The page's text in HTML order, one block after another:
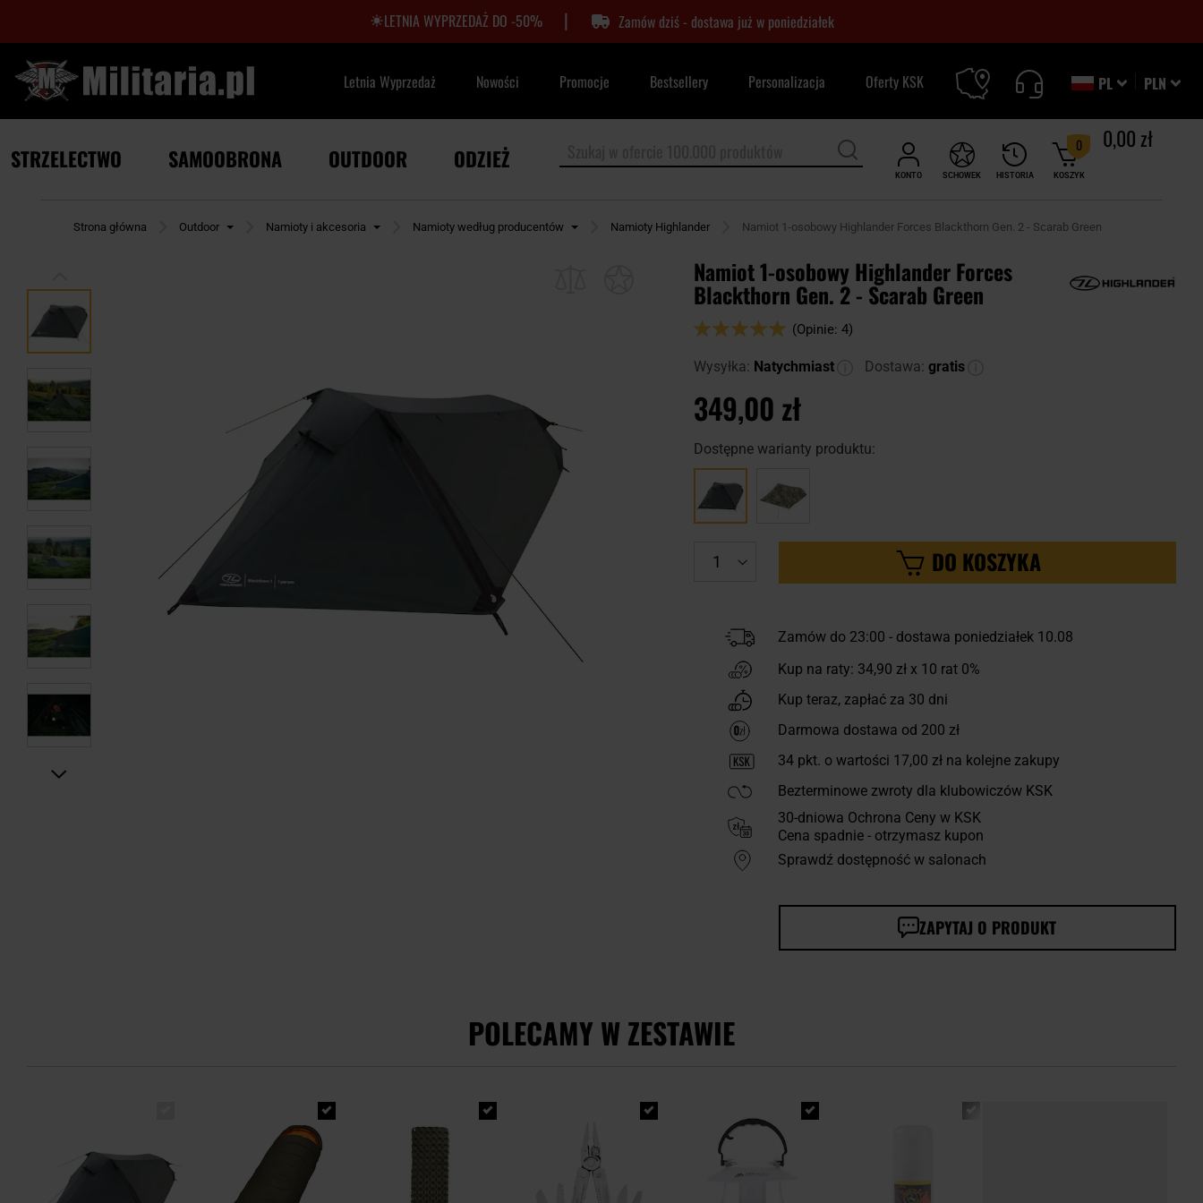
LETNIA WYPRZEDAŻ DO -50% | Zamów dziś - dostawa już w poniedziałek
PLN
PL
Letnia Wyprzedaż Nowości Promocje Bestsellery Personalizacja Oferty KSK
KONTO HISTORIA
SCHOWEK KOSZYK
0 0,00 zł
STRZELECTWO SAMOOBRONA OUTDOOR ODZIEŻ
Strona główna Outdoor Namioty i akcesoria Namioty według producentów Namioty Highlander Namiot 1-osobowy Highlander Forces Blackthorn Gen. 2 - Scarab Green
Namiot 1-osobowy Highlander Forces
Blackthorn Gen. 2 - Scarab Green
Ocena:
(Opinie: 4)
Wysyłka: Natychmiast Dostawa: gratis
349,00 zł
Dostępne warianty produktu:
DO KOSZYKA
Zamów do 23:00 - dostawa poniedziałek 10.08
Kup na raty: 34,90 złx 10 rat 0%
Kup teraz, zapłać za 30 dni
Darmowa dostawa od 200 zł
34pkt. o wartości 17,00 złna kolejne zakupy
Bezterminowe zwroty dla klubowiczów KSK
30-dniowa Ochrona Ceny w KSK
Cena spadnie - otrzymasz kupon
Sprawdź dostępność w salonach
ZAPYTAJ O PRODUKT
POLECAMY W ZESTAWIE